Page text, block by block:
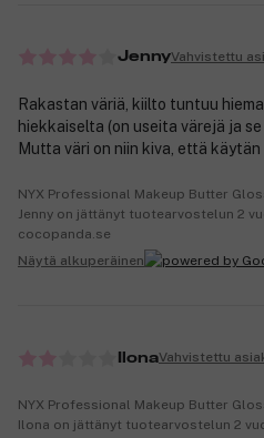
JennyVahvistettu
Rakastan väriä, kiilto tuntuu
hiekkaiselta (on useita värejä ja se
Mutta väri on niin kiva, että
NYX Professional Makeup Butter
Jenny on jättänyt tuotearvostelun 2
cocopanda.se
Näytä alkuperäinen
IlonaVahvistettu
NYX Professional Makeup Butter
Ilona on jättänyt tuotearvostelun 2